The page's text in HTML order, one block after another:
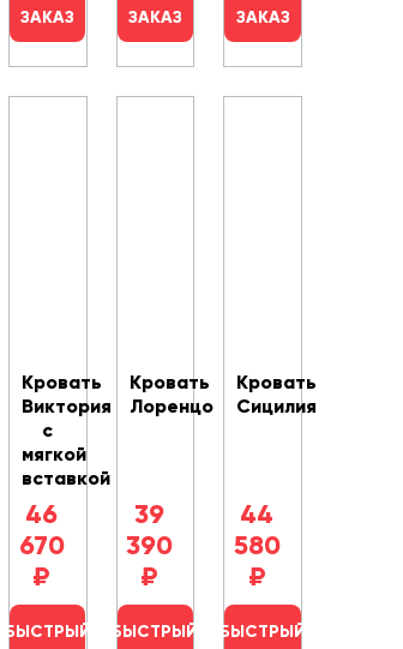
ЗАКАЗ
ЗАКАЗ
ЗАКАЗ
Кровать
Виктория
с
мягкой
вставкой
46
670
₽
БЫСТРЫЙ
Кровать
Лоренцо
39
390
₽
БЫСТРЫЙ
Кровать
Сицилия
44
580
₽
БЫСТРЫЙ